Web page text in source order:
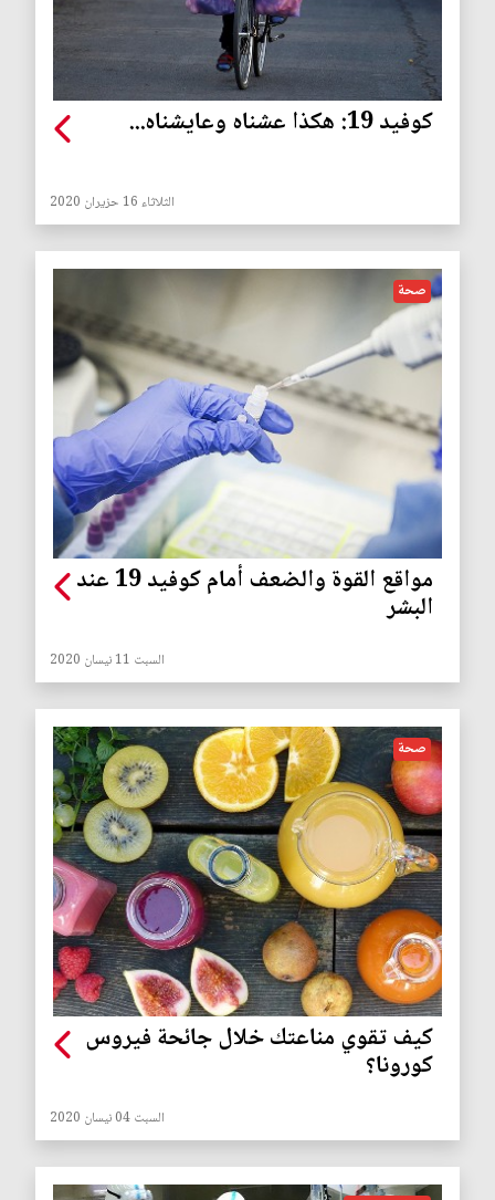
كوفيد 19: هكذا عشناه وعايشناه...
الثلاثاء 16 حزيران 2020
صحة
مواقع القوة والضعف أمام كوفيد 19 عند
البشر
السبت 11 نيسان 2020
صحة
كيف تقوي مناعتك خلال جائحة فيروس
كورونا؟
السبت 04 نيسان 2020